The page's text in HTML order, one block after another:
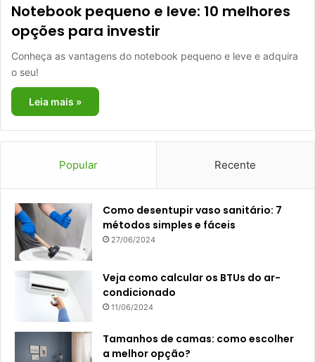
Notebook pequeno e leve: 10 melhores
opções para investir
Conheça as vantagens do notebook pequeno e leve e adquira
o seu!
Leia mais »
Popular Recente
Como desentupir vaso sanitário: 7
métodos simples e fáceis
27/06/2024
Veja como calcular os BTUs do ar-
condicionado
11/06/2024
Tamanhos de camas: como escolher
a melhor opção?